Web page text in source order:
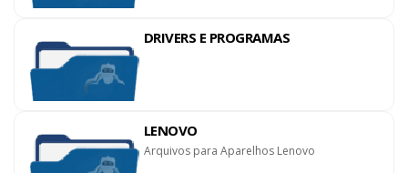
DRIVERS E PROGRAMAS
LENOVO
Arquivos para Aparelhos Lenovo